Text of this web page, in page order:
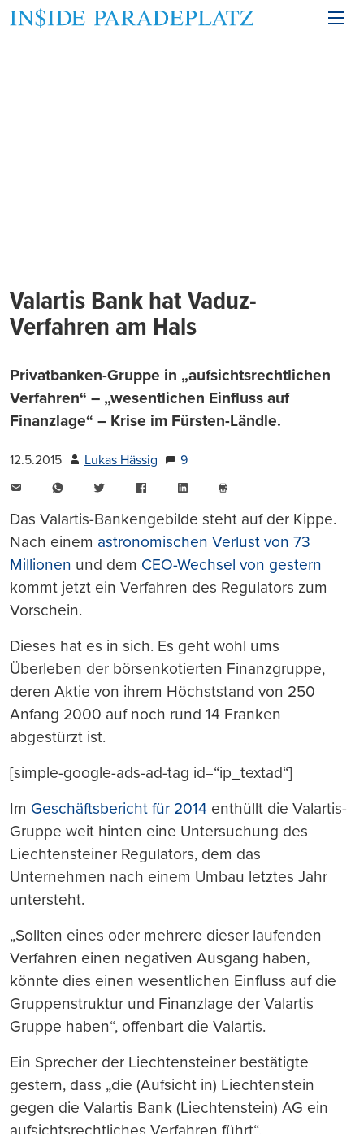
Valartis Bank hat Vaduz-
Verfahren am Hals
Privatbanken-Gruppe in „aufsichtsrechtlichen
Verfahren“ – „wesentlichen Einfluss auf
Finanzlage“ – Krise im Fürsten-Ländle.
12.5.2015 Lukas Hässig
9
WhatsAppTwitter FacebookLinkedIn
drucken
Das Valartis-Bankengebilde steht auf der Kippe.
Nach einem astronomischen Verlust von 73
Millionen und dem CEO-Wechsel von gestern
kommt jetzt ein Verfahren des Regulators zum
Vorschein.
Dieses hat es in sich. Es geht wohl ums
Überleben der börsenkotierten Finanzgruppe,
deren Aktie von ihrem Höchststand von 250
Anfang 2000 auf noch rund 14 Franken
abgestürzt ist.
[simple-google-ads-ad-tag id=“ip_textad“]
Im Geschäftsbericht für 2014 enthüllt die Valartis-
Gruppe weit hinten eine Untersuchung des
Liechtensteiner Regulators, dem das
Unternehmen nach einem Umbau letztes Jahr
untersteht.
„Sollten eines oder mehrere dieser laufenden
Verfahren einen negativen Ausgang haben,
könnte dies einen wesentlichen Einfluss auf die
Gruppenstruktur und Finanzlage der Valartis
Gruppe haben“, offenbart die Valartis.
Ein Sprecher der Liechtensteiner bestätigte
gestern, dass „die (Aufsicht in) Liechtenstein
gegen die Valartis Bank (Liechtenstein) AG ein